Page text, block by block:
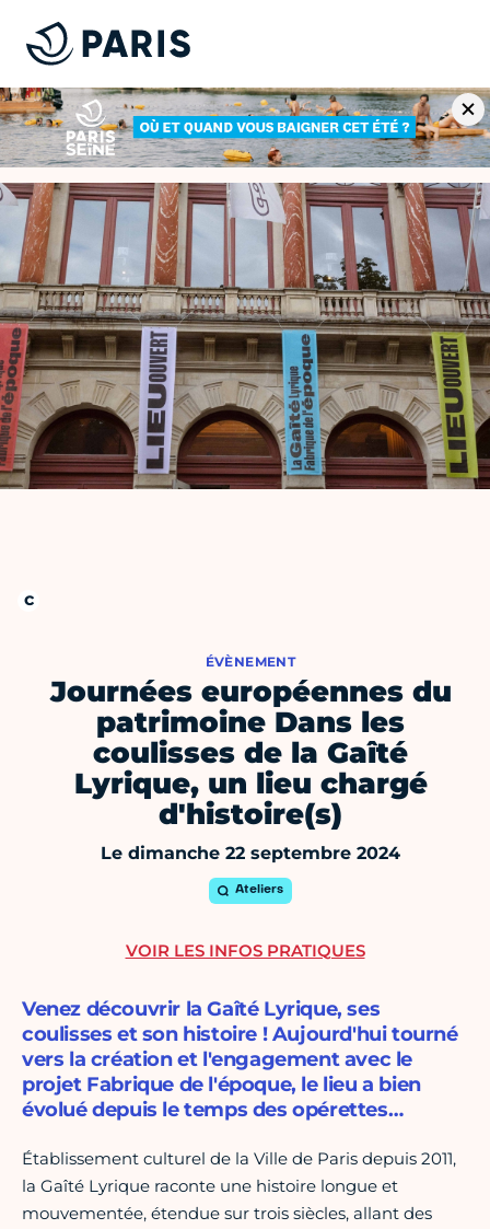
ÉVÈNEMENT
Journées européennes du
patrimoine Dans les
coulisses de la Gaîté
Lyrique, un lieu chargé
d'histoire(s)
Le dimanche 22 septembre 2024
Ateliers
Venez découvrir la Gaîté Lyrique, ses
coulisses et son histoire ! Aujourd'hui tourné
vers la création et l'engagement avec le
projet Fabrique de l'époque, le lieu a bien
évolué depuis le temps des opérettes…
Établissement culturel de la Ville de Paris depuis 2011,
la Gaîté Lyrique raconte une histoire longue et
mouvementée, étendue sur trois siècles, allant des
VOIR LES INFOS PRATIQUES